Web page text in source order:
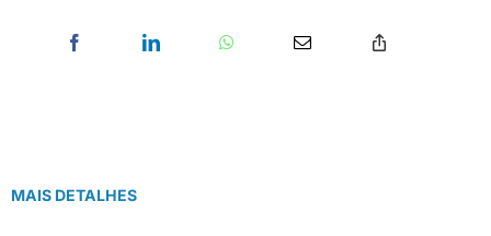
MAIS DETALHES